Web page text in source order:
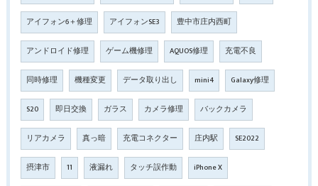
アイフォン6＋修理 アイフォンSE3 豊中市庄内西町
アンドロイド修理 ゲーム機修理 AQUOS修理 充電不良
同時修理 機種変更 データ取り出し mini4 Galaxy修理
S20 即日交換 ガラス カメラ修理 バックカメラ
リアカメラ 真っ暗 充電コネクター 庄内駅 SE2022
摂津市 11 液漏れ タッチ誤作動 iPhone X